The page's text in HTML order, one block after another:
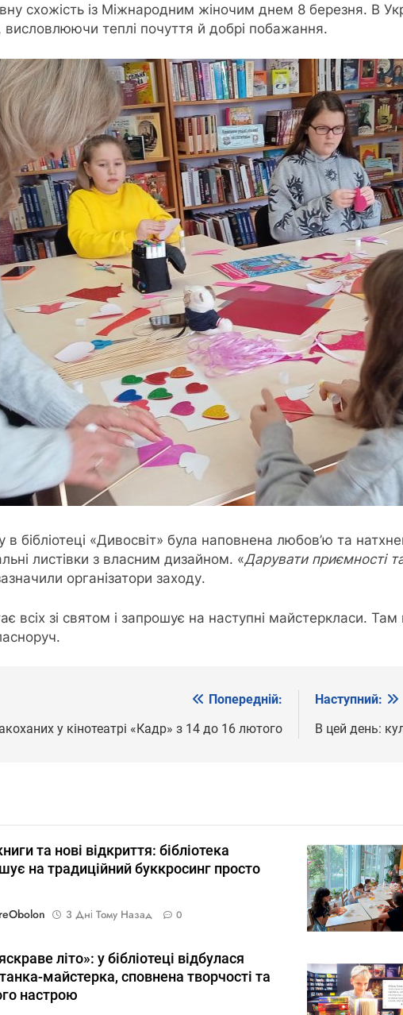
схожість із Міжнародним жіночим днем 8 березня. В
висловлюючи теплі почуття й добрі побажання.
бібліотеці «Дивосвіт» була наповнена любов’ю та
листівки з власним дизайном. «Дарувати приємності
організатори заходу.
всіх зі святом і запрошує на наступні майстеркласи.
Попередній:
у кінотеатрі «Кадр» з 14 до 16 лютого
Наступний:
В цей день:
та нові відкриття: бібліотека
на традиційний буккросинг просто
3 Дні Тому Назад 0
літо»: у бібліотеці відбулася
майстерка, сповнена творчості та
настрою